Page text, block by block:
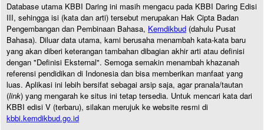
Database utama KBBI Daring ini masih mengacu pada KBBI Daring Edisi
III, sehingga isi (kata dan arti) tersebut merupakan Hak Cipta Badan
Pengembangan dan Pembinaan Bahasa, Kemdikbud (dahulu Pusat
Bahasa). Diluar data utama, kami berusaha menambah kata-kata baru
yang akan diberi keterangan tambahan dibagian akhir arti atau definisi
dengan "Definisi Eksternal". Semoga semakin menambah khazanah
referensi pendidikan di Indonesia dan bisa memberikan manfaat yang
luas. Aplikasi ini lebih bersifat sebagai arsip saja, agar pranala/tautan
(link) yang mengarah ke situs ini tetap tersedia. Untuk mencari kata dari
KBBI edisi V (terbaru), silakan merujuk ke website resmi di
kbbi.kemdikbud.go.id